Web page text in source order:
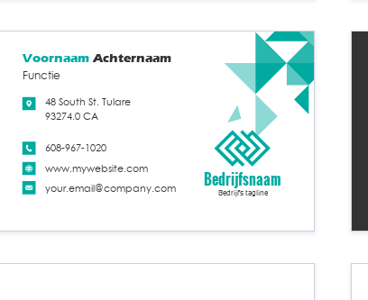
www.mywebsite.com
your.email@company.com
608-967-1020
Functie
48 South St. Tulare
93274.0 CA
VoornaamAchternaam
Bedrijfsnaam
Bedrijfs tagline